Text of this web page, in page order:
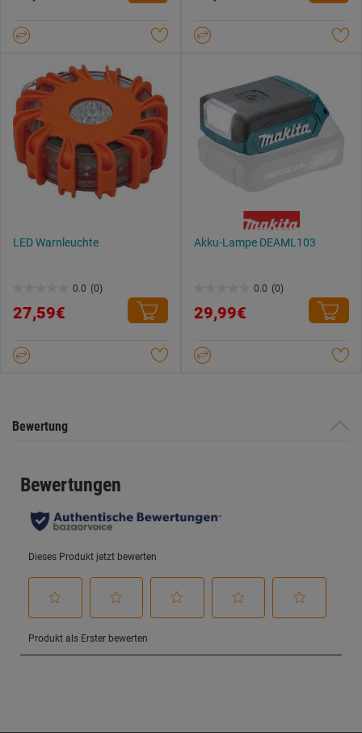
Sternen.
Sternen.
LED Warnleuchte
0.0 (0)
von
Sternen.
27,59€
Akku-Lampe DEAML103
0.0 (0)
von
Sternen.
29,99€
Bewertung